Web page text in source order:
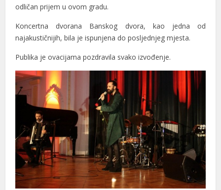
odličan prijem u ovom gradu.
Koncertna dvorana Banskog dvora, kao jedna od
najakustičnijih, bila je ispunjena do posljednjeg mjesta.
Publika je ovacijama pozdravila svako izvođenje.